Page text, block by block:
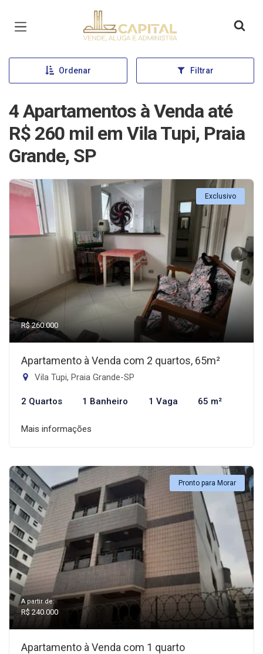
Página inicial
Ordenar Filtrar
4 Apartamentos à Venda até
R$ 260 mil em Vila Tupi, Praia
Grande, SP
Exclusivo
R$ 260.000
Apartamento à Venda com 2 quartos, 65m²
Vila Tupi, Praia Grande-SP
2 Quartos 1 Banheiro 1 Vaga 65 m²
Mais informações
Pronto para Morar
A partir de:
R$ 240.000
Apartamento à Venda com 1 quarto